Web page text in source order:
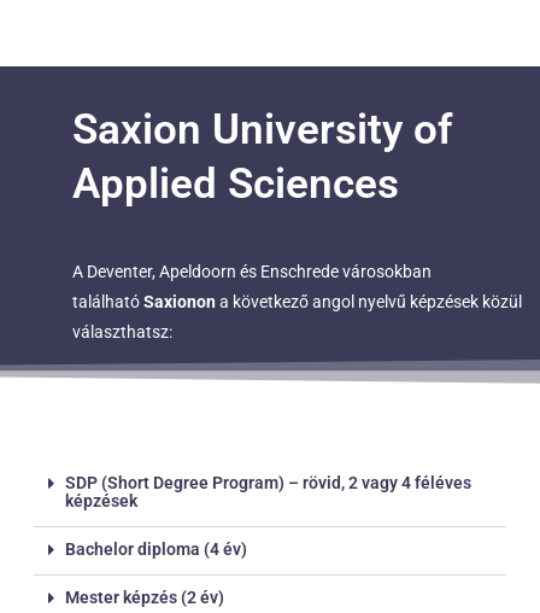
Saxion University of
Applied Sciences
A Deventer, Apeldoorn és Enschrede városokban
találhatóSaxionon a következő angol nyelvű képzések közül
választhatsz:
SDP (Short Degree Program) – rövid, 2 vagy 4 féléves
képzések
Bachelor diploma (4 év)
Mester képzés (2 év)